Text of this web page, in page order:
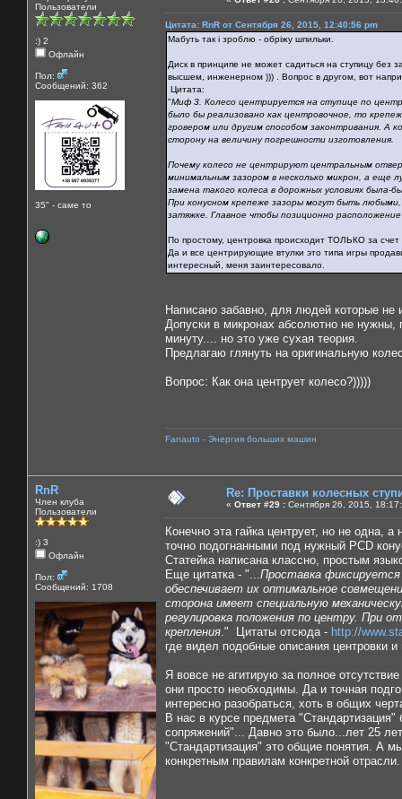
Пользователи
:) 2
Офлайн
Пол:
Сообщений: 362
35" - саме то
Цитата: RnR от Сентября 26, 2015, 12:40:56 pm
Мабуть так і зроблю - обріжу шпильки.
Диск в принципе не может садиться на ступицу без
высшем, инженерном ))) . Вопрос в другом, вот
Цитата:
"Миф 3. Колесо центрируется на ступице по
было бы реализовано как центровочное, то
гровером или другим способом законтривания. А
сторону на величину погрешности изготовления.
Почему колесо не центрируют центральным
минимальным зазором в несколько микрон, а еще
замена такого колеса в дорожных условиях была-
При конусном крепеже зазоры могут быть
затяжке. Главное чтобы позиционно
По простому, центровка происходит ТОЛЬКО за
Да и все центрирующие втулки это типа игры
интересный, меня заинтересовало.
Написано забавно, для людей которые не
Допуски в микронах абсолютно не нужны,
минуту.... но это уже сухая теория.
Предлагаю глянуть на оригинальную
Вопрос: Как она центрует колесо?)))))
Fanauto - Энергия больших машин
RnR
Член клуба
Пользователи
:) 3
Офлайн
Пол:
Сообщений: 1708
Re: Проставки колесных
« Ответ #29 : Сентября 26, 2015,
Конечно эта гайка центрует, но не одна,
точно подогнанными под нужный PCD
Статейка написана классно, простым
Еще цитатка - "... Проставка
обеспечивает их оптимальное
сторона имеет специальную
регулировка положения по центру. При
крепления ." Цитаты отсюда - http://
где видел подобные описания центровки
Я вовсе не агитирую за полное
они просто необходимы. Да и точная
интересно разобраться, хоть в общих
В нас в курсе предмета
сопряжений"... Давно это было...лет 25
"Стандартизация" это общие понятия. А
конкретным правилам конкретной